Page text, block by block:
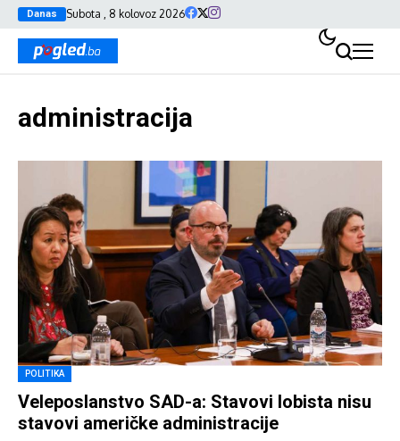
Danas Subota , 8 kolovoz 2026
administracija
POLITIKA
Veleposlanstvo SAD-a: Stavovi lobista nisu
stavovi američke administracije